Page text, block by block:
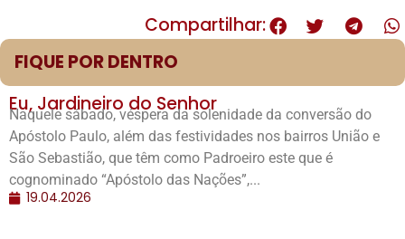
Compartilhar:
FIQUE POR DENTRO
Eu, Jardineiro do Senhor
Naquele sábado, véspera da solenidade da conversão do
Apóstolo Paulo, além das festividades nos bairros União e
São Sebastião, que têm como Padroeiro este que é
cognominado “Apóstolo das Nações”,...
19.04.2026